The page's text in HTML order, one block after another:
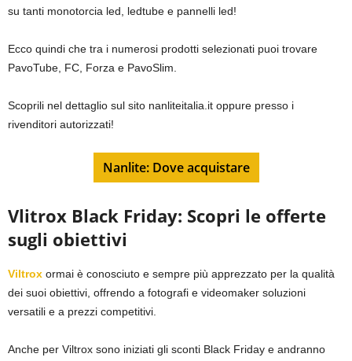
su tanti monotorcia led, ledtube e pannelli led!
Ecco quindi che tra i numerosi prodotti selezionati puoi trovare
PavoTube, FC, Forza e PavoSlim.
Scoprili nel dettaglio sul sito nanliteitalia.it oppure presso i
rivenditori autorizzati!
Nanlite: Dove acquistare
Vlitrox Black Friday: Scopri le offerte
sugli obiettivi
Viltrox ormai è conosciuto e sempre più apprezzato per la qualità
dei suoi obiettivi, offrendo a fotografi e videomaker soluzioni
versatili e a prezzi competitivi.
Anche per Viltrox sono iniziati gli sconti Black Friday e andranno